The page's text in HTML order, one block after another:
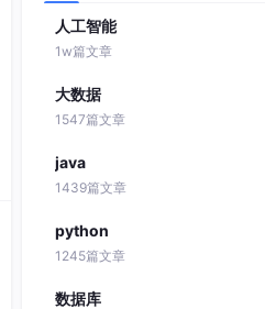
人工智能
1w篇文章
大数据
1547篇文章
java
1439篇文章
python
1245篇文章
数据库